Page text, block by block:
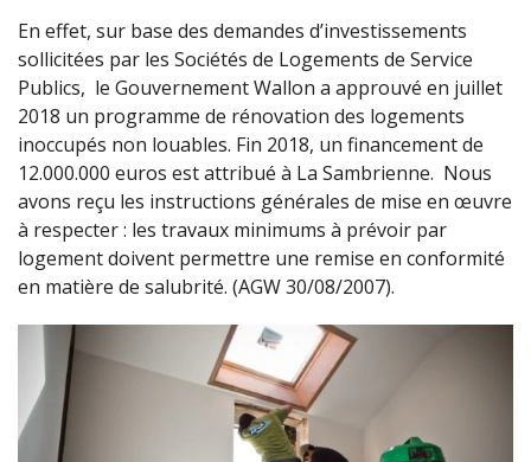
En effet, sur base des demandes d’investissements
sollicitées par les Sociétés de Logements de Service
Publics, le Gouvernement Wallon a approuvé en juillet
2018 un programme de rénovation des logements
inoccupés non louables. Fin 2018, un financement de
12.000.000 euros est attribué à La Sambrienne. Nous
avons reçu les instructions générales de mise en œuvre
à respecter : les travaux minimums à prévoir par
logement doivent permettre une remise en conformité
en matière de salubrité. (AGW 30/08/2007).